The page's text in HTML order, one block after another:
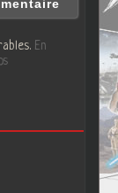
En